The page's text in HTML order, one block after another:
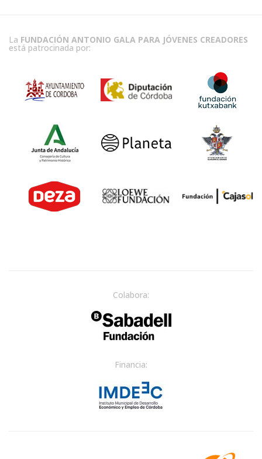
La FUNDACIÓN ANTONIO GALA PARA JÓVENES CREADORES
está patrocinada por:
Colabora:
Financia: